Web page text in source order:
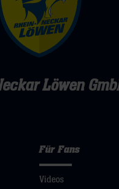
Löwen
Für Fans
Videos